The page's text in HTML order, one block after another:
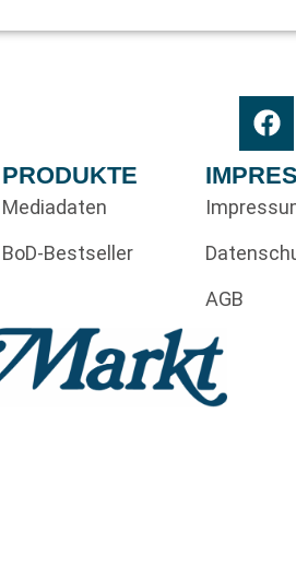
PRODUKTE
Mediadaten
BoD-Bestseller
AGB